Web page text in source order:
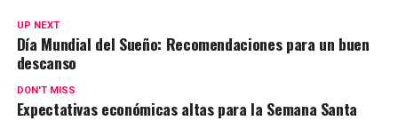
UP NEXT
Día Mundial del Sueño: Recomendaciones para un buen
descanso
DON'T MISS
Expectativas económicas altas para la Semana Santa